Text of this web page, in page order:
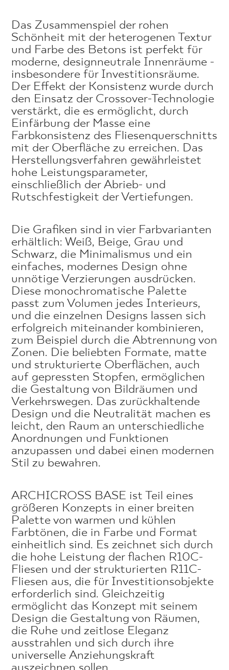
Das Zusammenspiel der rohen
Schönheit mit der heterogenen Textur
und Farbe des Betons ist perfekt für
moderne, designneutrale Innenräume -
insbesondere für Investitionsräume.
Der Effekt der Konsistenz wurde durch
den Einsatz der Crossover-Technologie
verstärkt, die es ermöglicht, durch
Einfärbung der Masse eine
Farbkonsistenz des Fliesenquerschnitts
mit der Oberfläche zu erreichen. Das
Herstellungsverfahren gewährleistet
hohe Leistungsparameter,
einschließlich der Abrieb- und
Rutschfestigkeit der Vertiefungen.
Die Grafiken sind in vier Farbvarianten
erhältlich: Weiß, Beige, Grau und
Schwarz, die Minimalismus und ein
einfaches, modernes Design ohne
unnötige Verzierungen ausdrücken.
Diese monochromatische Palette
passt zum Volumen jedes Interieurs,
und die einzelnen Designs lassen sich
erfolgreich miteinander kombinieren,
zum Beispiel durch die Abtrennung von
Zonen. Die beliebten Formate, matte
und strukturierte Oberflächen, auch
auf gepressten Stopfen, ermöglichen
die Gestaltung von Bildräumen und
Verkehrswegen. Das zurückhaltende
Design und die Neutralität machen es
leicht, den Raum an unterschiedliche
Anordnungen und Funktionen
anzupassen und dabei einen modernen
Stil zu bewahren.
ARCHICROSS BASE ist Teil eines
größeren Konzepts in einer breiten
Palette von warmen und kühlen
Farbtönen, die in Farbe und Format
einheitlich sind. Es zeichnet sich durch
die hohe Leistung der flachen R10C-
Fliesen und der strukturierten R11C-
Fliesen aus, die für Investitionsobjekte
erforderlich sind. Gleichzeitig
ermöglicht das Konzept mit seinem
Design die Gestaltung von Räumen,
die Ruhe und zeitlose Eleganz
ausstrahlen und sich durch ihre
universelle Anziehungskraft